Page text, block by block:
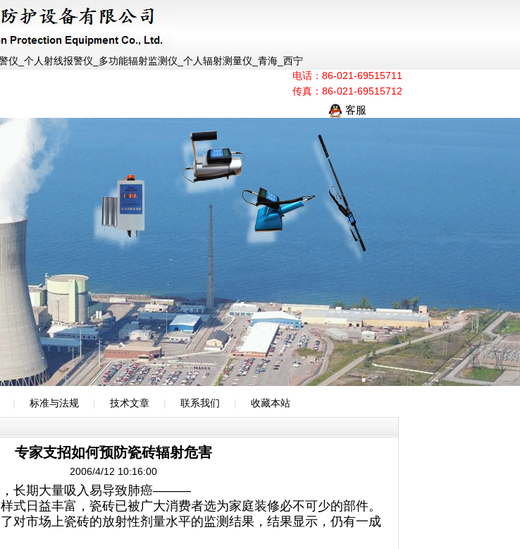
_个人射线报警仪_多功能辐射监测仪_个人辐射测量仪_青海_西宁
电话：86-021-69515711
传真：86-021-69515712
客服
| 标准与法规 | 技术文章 | 联系我们 | 收藏本站
专家支招如何预防瓷砖辐射危害
2006/4/12 10:16:00
，长期大量吸入易导致肺癌———
日益丰富，瓷砖已被广大消费者选为家庭装修必不可少的部件。
对市场上瓷砖的放射性剂量水平的监测结果，结果显示，仍有一成